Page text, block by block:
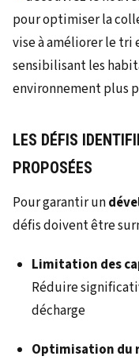
LES DÉFIS
PROPOSÉES
Pour garantir un
défis doivent être
Limitation des
Réduire
décharge
Optimisation du